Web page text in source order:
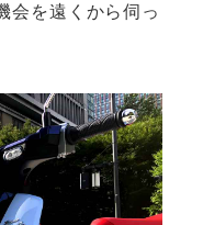
会を遠くから伺っ